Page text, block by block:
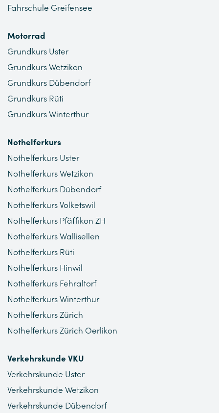
Fahrschule Greifensee
Motorrad
Grundkurs Uster
Grundkurs Wetzikon
Grundkurs Dübendorf
Grundkurs Rüti
Grundkurs Winterthur
Nothelferkurs
Nothelferkurs Uster
Nothelferkurs Wetzikon
Nothelferkurs Dübendorf
Nothelferkurs Volketswil
Nothelferkurs Pfäffikon ZH
Nothelferkurs Wallisellen
Nothelferkurs Rüti
Nothelferkurs Hinwil
Nothelferkurs Fehraltorf
Nothelferkurs Winterthur
Nothelferkurs Zürich
Nothelferkurs Zürich Oerlikon
Verkehrskunde VKU
Verkehrskunde Uster
Verkehrskunde Wetzikon
Verkehrskunde Dübendorf